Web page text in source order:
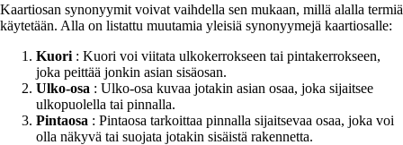
Kaartiosan synonyymit voivat vaihdella sen mukaan, millä alalla termiä
käytetään. Alla on listattu muutamia yleisiä synonyymejä kaartiosalle:
Kuori : Kuori voi viitata ulkokerrokseen tai pintakerrokseen,
joka peittää jonkin asian sisäosan.
Ulko-osa : Ulko-osa kuvaa jotakin asian osaa, joka sijaitsee
ulkopuolella tai pinnalla.
Pintaosa : Pintaosa tarkoittaa pinnalla sijaitsevaa osaa, joka voi
olla näkyvä tai suojata jotakin sisäistä rakennetta.